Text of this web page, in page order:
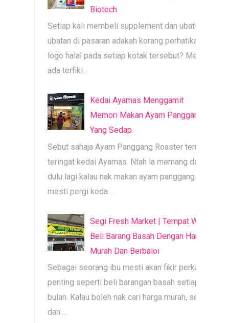
Biotech
Setiap kali membeli supplement dan ubat-
ubatan di pasaran adakah korang perhatikan
logo halal pada setiap kotak tersebut? Mesti
ada terfiki...
Kedai Ayamas Menggamit
Memori Makan Ayam Panggang
Yang Sedap
Sebut sahaja Ayam Panggang Roaster terus
teringat kedai Ayamas. Ntah la memang dari
dulu lagi kalau nak makan ayam panggang
mesti pergi keda...
Segi Fresh Market | Tempat Wajib
Beli Barang Basah Dengan Harga
Murah Dan Berbaloi
Sebagai seorang ibu mesti akan fikir perkara
penting seperti beli barangan basah setiap
bulan. Kalau boleh nak cari harga murah, segar
dan ...